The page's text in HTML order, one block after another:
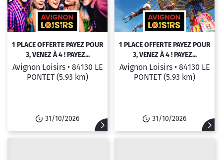
1 PLACE OFFERTE PAYEZ POUR
3, VENEZ À 4 ! PAYEZ...
Avignon Loisirs • 84130 LE
PONTET (5.93 km)
31/10/2026
1 PLACE OFFERTE PAYEZ POUR
3, VENEZ À 4 ! PAYEZ...
Avignon Loisirs • 84130 LE
PONTET (5.93 km)
31/10/2026